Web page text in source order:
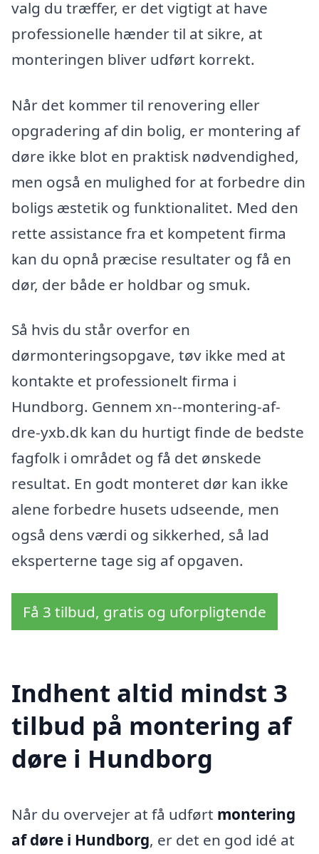
valg du træffer, er det vigtigt at have
professionelle hænder til at sikre, at
monteringen bliver udført korrekt.
Når det kommer til renovering eller
opgradering af din bolig, er montering af
døre ikke blot en praktisk nødvendighed,
men også en mulighed for at forbedre din
boligs æstetik og funktionalitet. Med den
rette assistance fra et kompetent firma
kan du opnå præcise resultater og få en
dør, der både er holdbar og smuk.
Så hvis du står overfor en
dørmonteringsopgave, tøv ikke med at
kontakte et professionelt firma i
Hundborg. Gennem xn--montering-af-
dre-yxb.dk kan du hurtigt finde de bedste
fagfolk i området og få det ønskede
resultat. En godt monteret dør kan ikke
alene forbedre husets udseende, men
også dens værdi og sikkerhed, så lad
eksperterne tage sig af opgaven.
Få 3 tilbud, gratis og uforpligtende
Indhent altid mindst 3
tilbud på montering af
døre i Hundborg
Når du overvejer at få udført montering
af døre i Hundborg, er det en god idé at